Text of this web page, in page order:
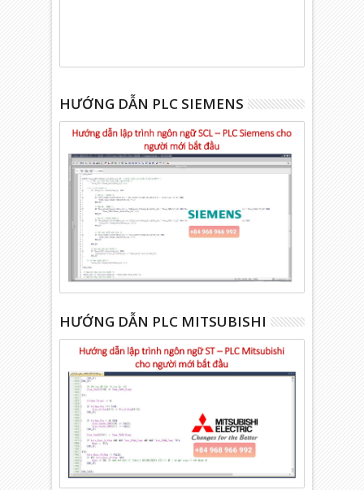
HƯỚNG DẪN PLC SIEMENS
HƯỚNG DẪN PLC MITSUBISHI